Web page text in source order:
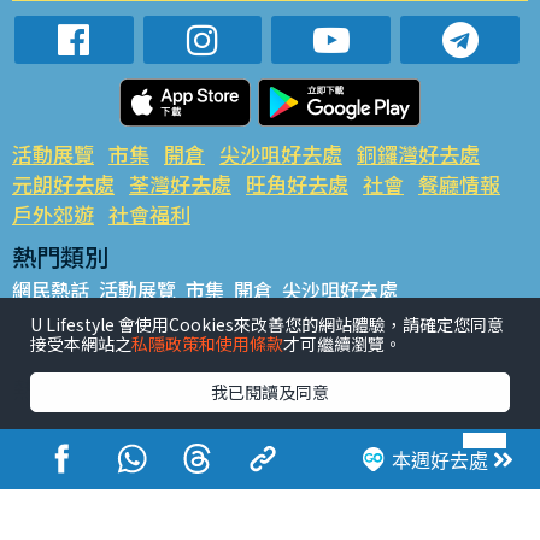
本週好去處
活動展覽 市集 開倉 尖沙咀好去處 銅鑼灣好去處
元朗好去處 荃灣好去處 旺角好去處 社會 餐廳情報
戶外郊遊 社會福利
熱門類別
網民熱話 活動展覽 市集 開倉 尖沙咀好去處
銅鑼灣好去處 元朗好去處 荃灣好去處 旺角好去處 社會
餐廳情報 戶外郊遊
熱門標籤
#UGO搵好去處 #人氣活動推介 #美食社群熱話
#親子玩樂好去處
#ULifestyle應用程式
#限時搶
#UJetso禮物放送
#ULifestyle商戶中心 #著數
U Lifestyle 會使用Cookies來改善您的網站體驗，請確定您同意
接受本網站之私隱政策和使用條款才可繼續瀏覽。
我已閱讀及同意